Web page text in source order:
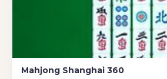
Mahjong Shanghai 360